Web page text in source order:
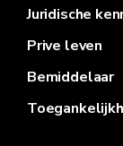
Juridische
Prive leven
Bemiddelaar